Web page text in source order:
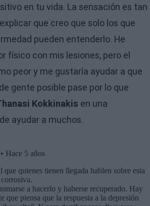
en tu vida. La sensación es tan
que creo que solo los que
pueden entenderlo. He
físico con mis lesiones, pero el
peor y me gustaría ayudar a que
gente posible pase por lo que
Kokkinakis en una
ayudar a muchos.